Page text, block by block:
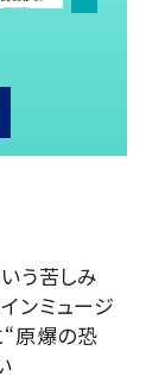
う苦しみ
ンミュージ
“原爆の恐